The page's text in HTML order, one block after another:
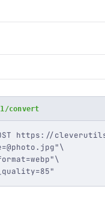
convert
https://
"\